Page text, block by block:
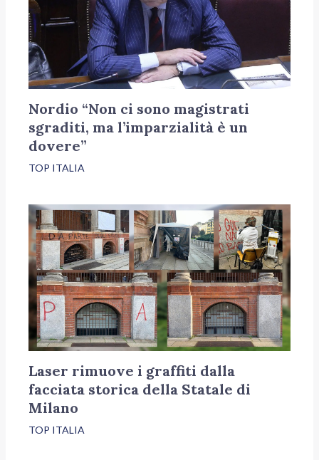
Nordio “Non ci sono magistrati
sgraditi, ma l’imparzialità è un
dovere”
TOP ITALIA
Laser rimuove i graffiti dalla
facciata storica della Statale di
Milano
TOP ITALIA